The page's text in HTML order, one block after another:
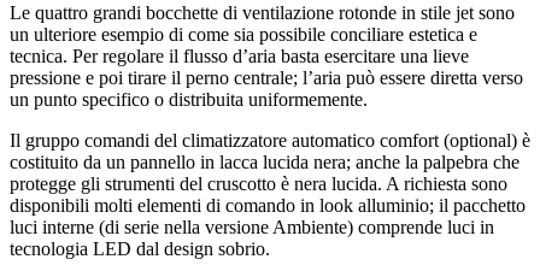
Le quattro grandi bocchette di ventilazione rotonde in stile jet sono
un ulteriore esempio di come sia possibile conciliare estetica e
tecnica. Per regolare il flusso d’aria basta esercitare una lieve
pressione e poi tirare il perno centrale; l’aria può essere diretta verso
un punto specifico o distribuita uniformemente.
Il gruppo comandi del climatizzatore automatico comfort (optional) è
costituito da un pannello in lacca lucida nera; anche la palpebra che
protegge gli strumenti del cruscotto è nera lucida. A richiesta sono
disponibili molti elementi di comando in look alluminio; il pacchetto
luci interne (di serie nella versione Ambiente) comprende luci in
tecnologia LED dal design sobrio.